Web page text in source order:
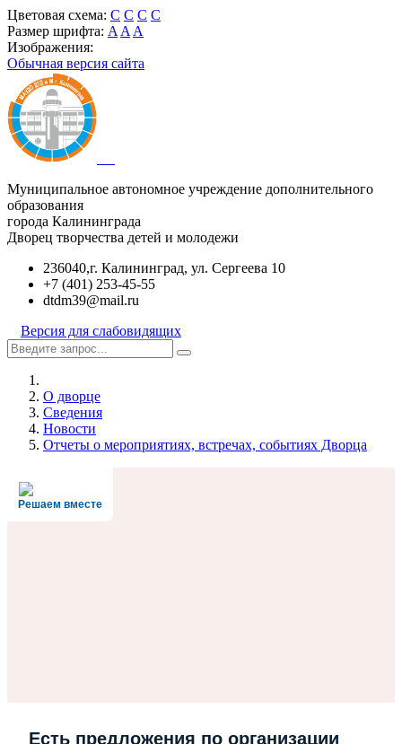
Цветовая схема: C C C C
Размер шрифта: A A A
Изображения:
Обычная версия сайта
Муниципальное автономное учреждение дополнительного
образования
города Калининграда
Дворец творчества детей и молодежи
236040,г. Калининград, ул. Сергеева 10
+7 (401) 253-45-55
dtdm39@mail.ru
Версия для слабовидящих
О дворце
Сведения
Новости
Отчеты о мероприятиях, встречах, событиях Дворца
Решаем вместе
Есть предложения по организации